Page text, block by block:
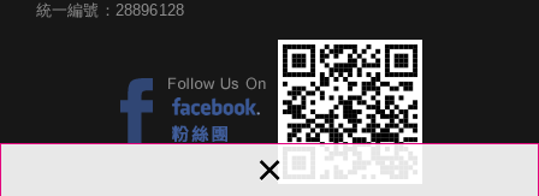
×
統一編號：28896128